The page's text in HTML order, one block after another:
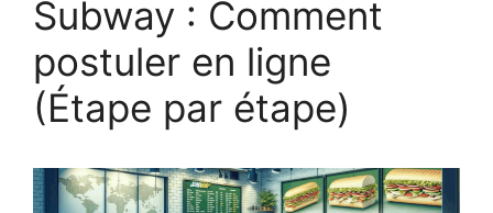
Subway : Comment
postuler en ligne
(Étape par étape)